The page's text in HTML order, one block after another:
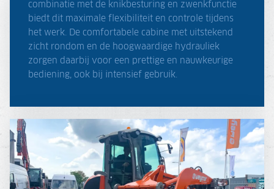
combinatie met de knikbesturing en zwenkfunctie
biedt dit maximale flexibiliteit en controle tijdens
het werk. De comfortabele cabine met uitstekend
zicht rondom en de hoogwaardige hydrauliek
zorgen daarbij voor een prettige en nauwkeurige
bediening, ook bij intensief gebruik.